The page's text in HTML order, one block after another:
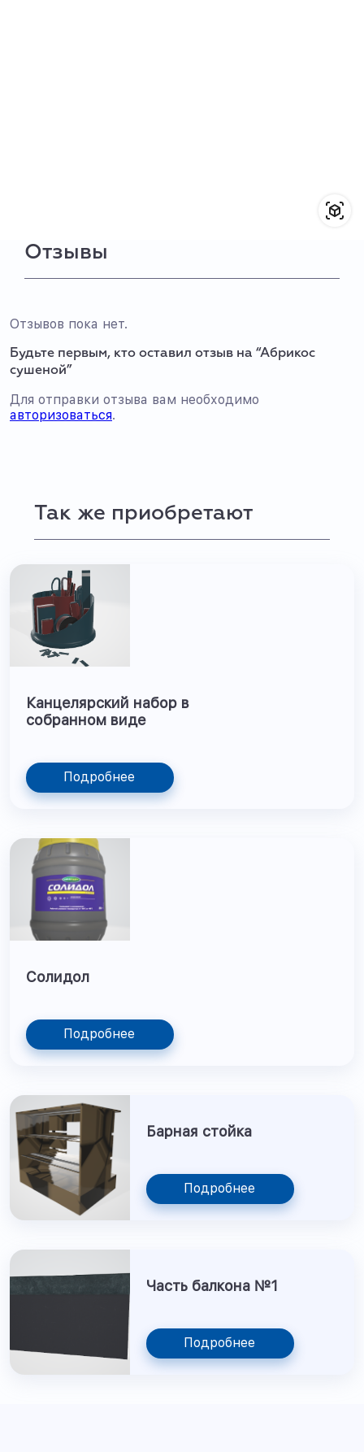
Отзывы
Отзывов пока нет.
Будьте первым, кто оставил отзыв на “Абрикос
сушеной”
Для отправки отзыва вам необходимо
авторизоваться.
Так же приобретают
Канцелярский набор в
собранном виде
Подробнее
Солидол
Подробнее
Барная стойка
Подробнее
Часть балкона №1
Подробнее